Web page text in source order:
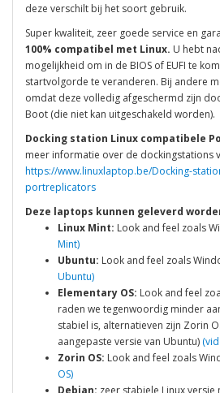
deze verschilt bij het soort gebruik.
Super kwaliteit, zeer goede service en
100% compatibel met Linux. U hebt
mogelijkheid om in de BIOS of EUFI te
startvolgorde te veranderen. Bij andere
omdat deze volledig afgeschermd zijn
Boot (die niet kan uitgeschakeld worden).
Docking station Linux compatibele
meer informatie over de dockingstations
https://www.linuxlaptop.be/Docking-
portreplicators
Deze laptops kunnen geleverd
Linux Mint: Look and feel zoals
Mint)
Ubuntu: Look and feel zoals
Ubuntu)
Elementary OS: Look and feel
raden we tegenwoordig minder
stabiel is, alternatieven zijn Zorin
aangepaste versie van Ubuntu)
Zorin OS: Look and feel zoals
OS)
Debian: zeer stabiele Linux